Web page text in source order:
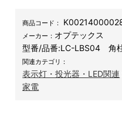
商品コード：
メーカー： オプテックス
型番/品番:LC-LBS04 角
関連カテゴリ：
表示灯・投光器・LED関連
家電